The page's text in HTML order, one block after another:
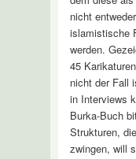
nicht
islamistische
werden.
45
nicht der Fall
in Interviews
Burka-Buch
Strukturen,
zwingen, will